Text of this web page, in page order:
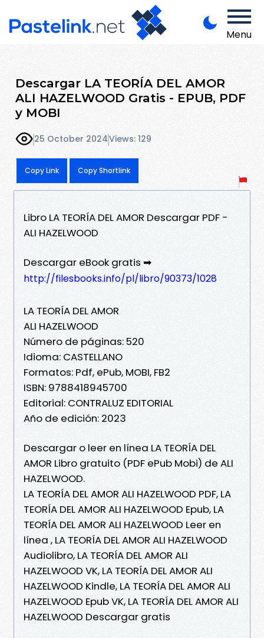
Menu
Descargar LA TEORÍA DEL AMOR
ALI HAZELWOOD Gratis - EPUB, PDF
y MOBI
25 October 2024Views: 129
Copy Link Copy Shortlink
Libro LA TEORÍA DEL AMOR Descargar PDF -
ALI HAZELWOOD
Descargar eBook gratis ➡
http://filesbooks.info/pl/libro/90373/1028
LA TEORÍA DEL AMOR
ALI HAZELWOOD
Número de páginas: 520
Idioma: CASTELLANO
Formatos: Pdf, ePub, MOBI, FB2
ISBN: 9788418945700
Editorial: CONTRALUZ EDITORIAL
Año de edición: 2023
Descargar o leer en línea LA TEORÍA DEL
AMOR Libro gratuito (PDF ePub Mobi) de ALI
HAZELWOOD.
LA TEORÍA DEL AMOR ALI HAZELWOOD PDF, LA
TEORÍA DEL AMOR ALI HAZELWOOD Epub, LA
TEORÍA DEL AMOR ALI HAZELWOOD Leer en
línea , LA TEORÍA DEL AMOR ALI HAZELWOOD
Audiolibro, LA TEORÍA DEL AMOR ALI
HAZELWOOD VK, LA TEORÍA DEL AMOR ALI
HAZELWOOD Kindle, LA TEORÍA DEL AMOR ALI
HAZELWOOD Epub VK, LA TEORÍA DEL AMOR ALI
HAZELWOOD Descargar gratis